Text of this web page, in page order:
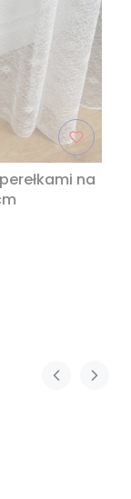
na